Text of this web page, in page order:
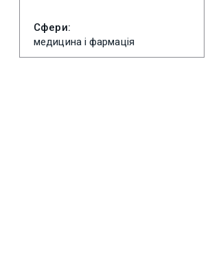
Сфери:
медицина і фармація